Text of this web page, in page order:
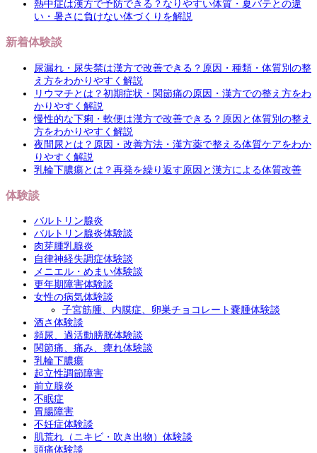
熱中症は漢方で予防できる？なりやすい体質・夏バテとの違
い・暑さに負けない体づくりを解説
新着体験談
尿漏れ・尿失禁は漢方で改善できる？原因・種類・体質別の整
え方をわかりやすく解説
リウマチとは？初期症状・関節痛の原因・漢方での整え方をわ
かりやすく解説
慢性的な下痢・軟便は漢方で改善できる？原因と体質別の整え
方をわかりやすく解説
夜間尿とは？原因・改善方法・漢方薬で整える体質ケアをわか
りやすく解説
乳輪下膿瘍とは？再発を繰り返す原因と漢方による体質改善
体験談
バルトリン腺炎
バルトリン腺炎体験談
肉芽腫乳腺炎
自律神経失調症体験談
メニエル・めまい体験談
更年期障害体験談
女性の病気体験談
子宮筋腫、内膜症、卵巣チョコレート嚢腫体験談
酒さ体験談
頻尿、過活動膀胱体験談
関節痛、痛み、痺れ体験談
乳輪下膿瘍
起立性調節障害
前立腺炎
不眠症
胃腸障害
不妊症体験談
肌荒れ（ニキビ・吹き出物）体験談
頭痛体験談